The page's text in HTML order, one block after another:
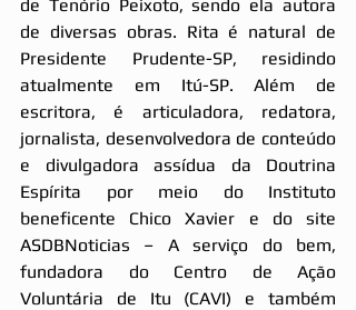
de Tenório Peixoto, sendo ela autora
de diversas obras. Rita é natural de
Presidente Prudente-SP, residindo
atualmente em Itú-SP. Além de
escritora, é articuladora, redatora,
jornalista, desenvolvedora de conteúdo
e divulgadora assídua da Doutrina
Espírita por meio do Instituto
beneficente Chico Xavier e do site
ASDBNoticias – A serviço do bem,
fundadora do Centro de Ação
Voluntária de Itu (CAVI) e também